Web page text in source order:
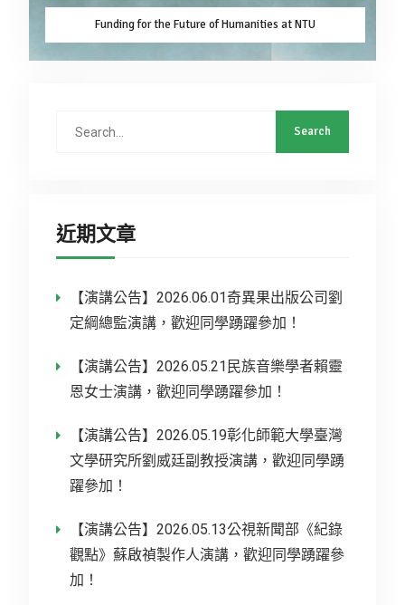
Funding for the Future of Humanities at NTU
近期文章
【演講公告】2026.06.01奇異果出版公司劉
定綱總監演講，歡迎同學踴躍參加！
【演講公告】2026.05.21民族音樂學者賴靈
恩女士演講，歡迎同學踴躍參加！
【演講公告】2026.05.19彰化師範大學臺灣
文學研究所劉威廷副教授演講，歡迎同學踴
躍參加！
【演講公告】2026.05.13公視新聞部《紀錄
觀點》蘇啟禎製作人演講，歡迎同學踴躍參
加！